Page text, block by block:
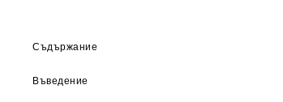
Съдържание
Въведение